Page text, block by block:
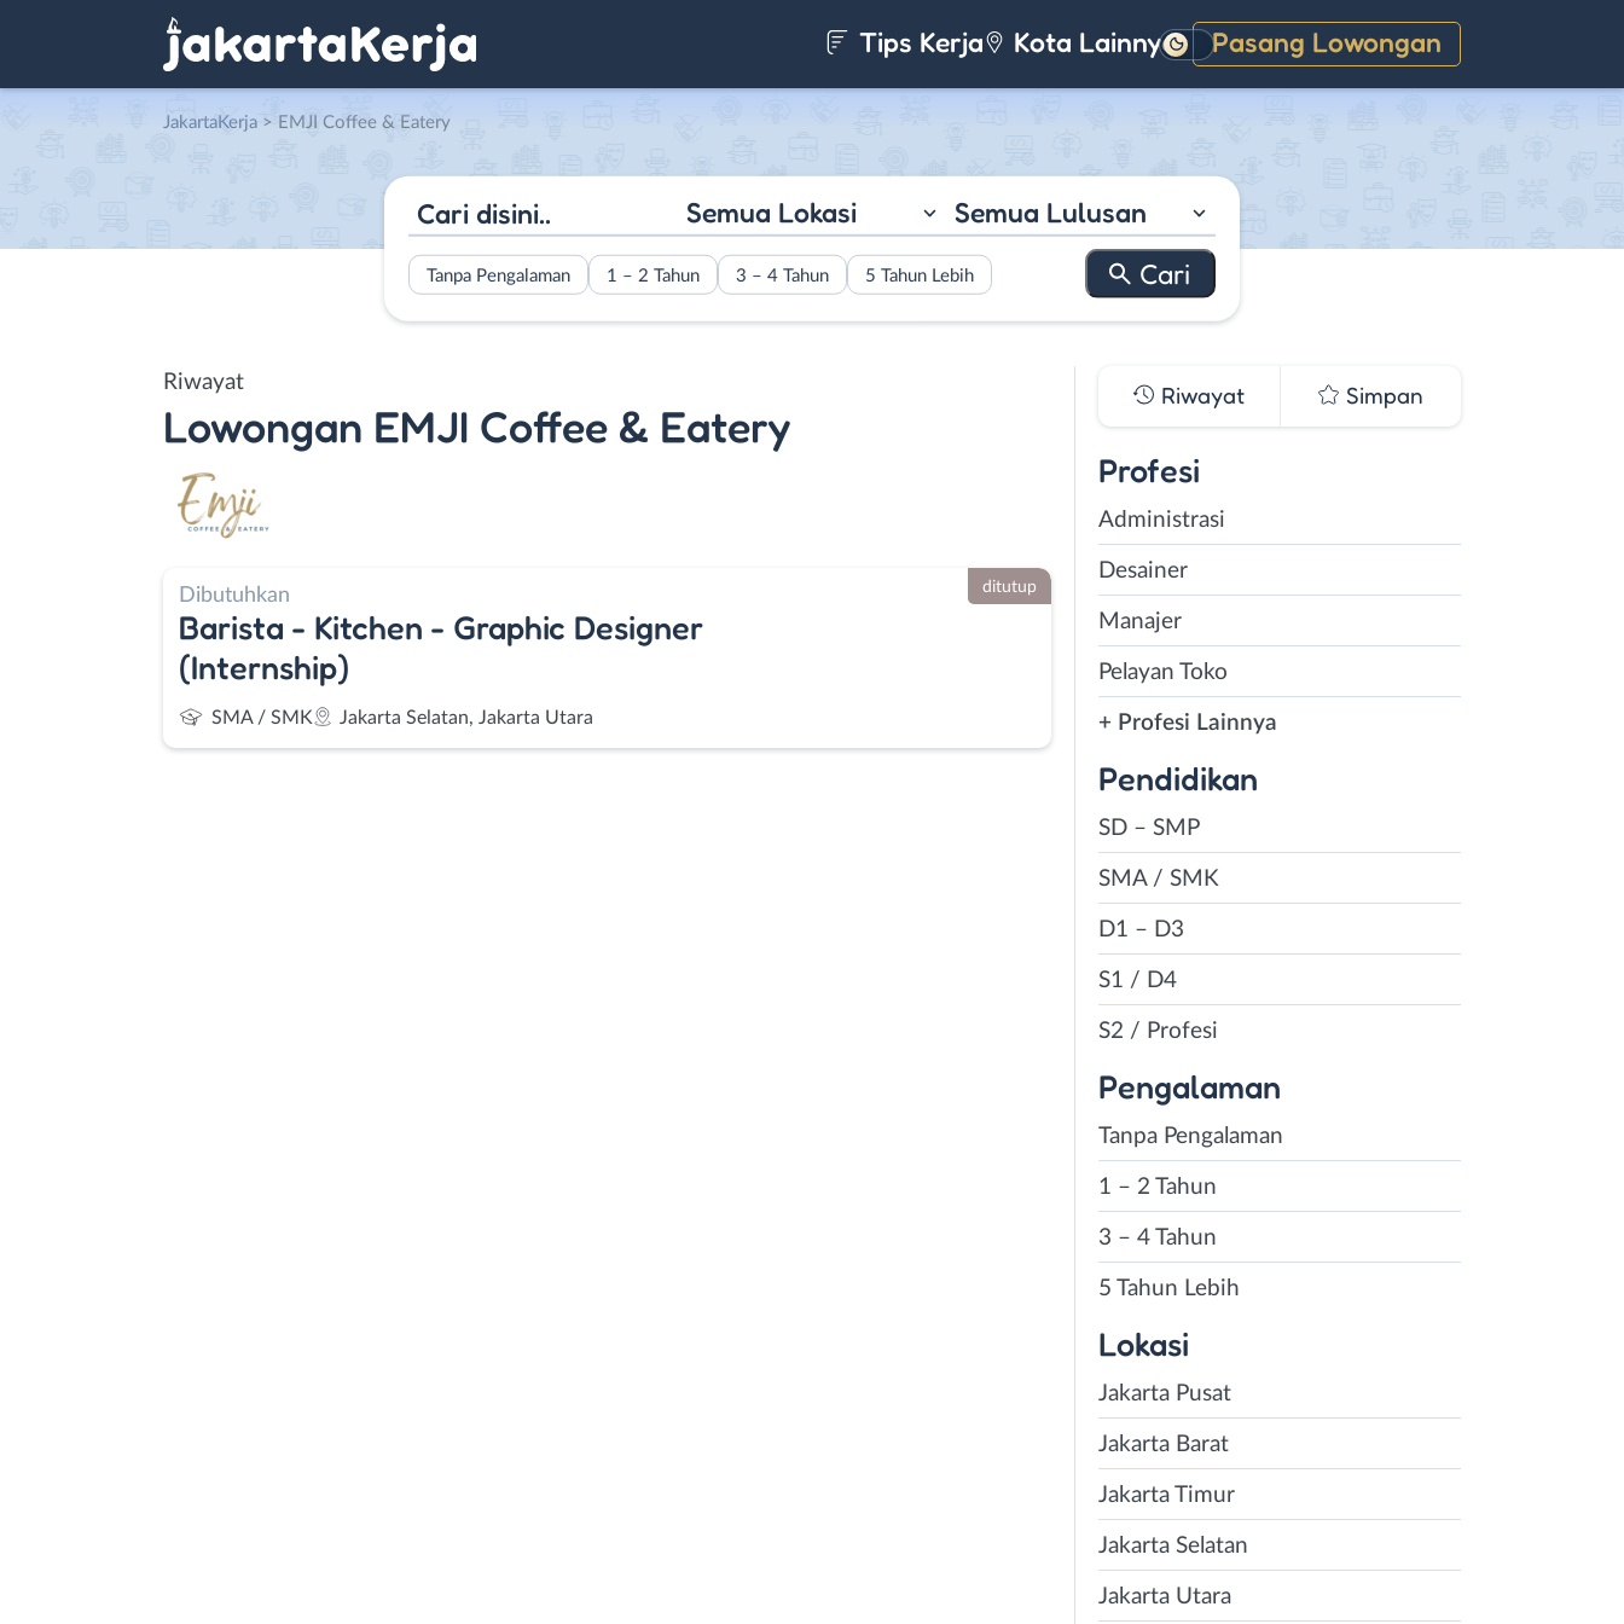
Tips Kerja Kota Lainnya Pasang Lowongan
Gelap
JakartaKerja > EMJI Coffee & Eatery
Semua Lokasi Semua Lulusan
Tanpa Pengalaman 1 – 2 Tahun 3 – 4 Tahun 5 Tahun Lebih
Riwayat
Lowongan EMJI Coffee & Eatery
Dibutuhkan
Barista - Kitchen - Graphic Designer
(Internship)
SMA / SMK Jakarta Selatan, Jakarta Utara
ditutup
Riwayat Simpan
Profesi
Administrasi
Desainer
Manajer
Pelayan Toko
+ Profesi Lainnya
Pendidikan
SD – SMP
SMA / SMK
D1 – D3
S1 / D4
S2 / Profesi
Pengalaman
Tanpa Pengalaman
1 – 2 Tahun
3 – 4 Tahun
5 Tahun Lebih
Lokasi
Jakarta Pusat
Jakarta Barat
Jakarta Timur
Jakarta Selatan
Jakarta Utara